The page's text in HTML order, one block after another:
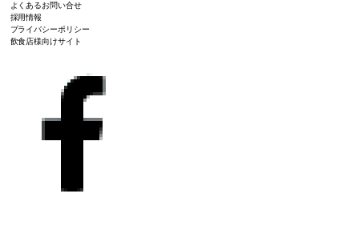
よくあるお問い合せ
採用情報
プライバシーポリシー
飲食店様向けサイト